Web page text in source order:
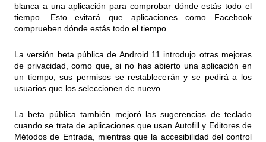
blanca a una aplicación para comprobar dónde estás todo el
tiempo. Esto evitará que aplicaciones como Facebook
comprueben dónde estás todo el tiempo.
La versión beta pública de Android 11 introdujo otras mejoras
de privacidad, como que, si no has abierto una aplicación en
un tiempo, sus permisos se restablecerán y se pedirá a los
usuarios que los seleccionen de nuevo.
La beta pública también mejoró las sugerencias de teclado
cuando se trata de aplicaciones que usan Autofill y Editores de
Métodos de Entrada, mientras que la accesibilidad del control